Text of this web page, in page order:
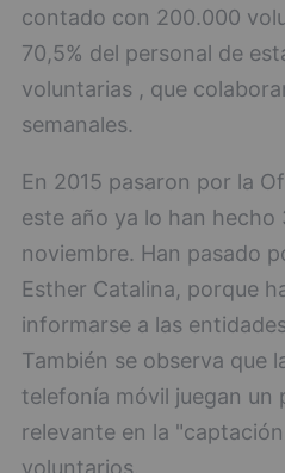
contado con 200.000
70,5% del personal de
voluntarias , que
semanales.
En 2015 pasaron por la
este año ya lo han hecho
noviembre. Han pasado
Esther Catalina, porque
informarse a las
También se observa que
telefonía móvil juegan un
relevante en la
voluntarios.